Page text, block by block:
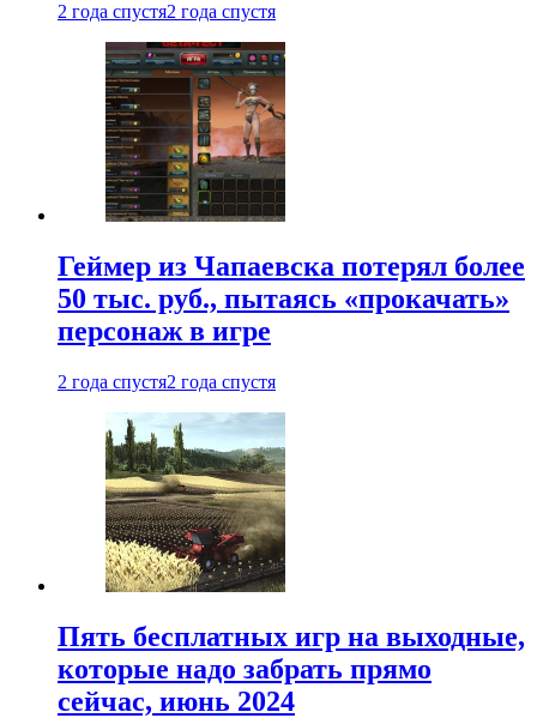
2 года спустя2 года спустя
Геймер из Чапаевска потерял более
50 тыс. руб., пытаясь «прокачать»
персонаж в игре
2 года спустя2 года спустя
Пять бесплатных игр на выходные,
которые надо забрать прямо
сейчас, июнь 2024